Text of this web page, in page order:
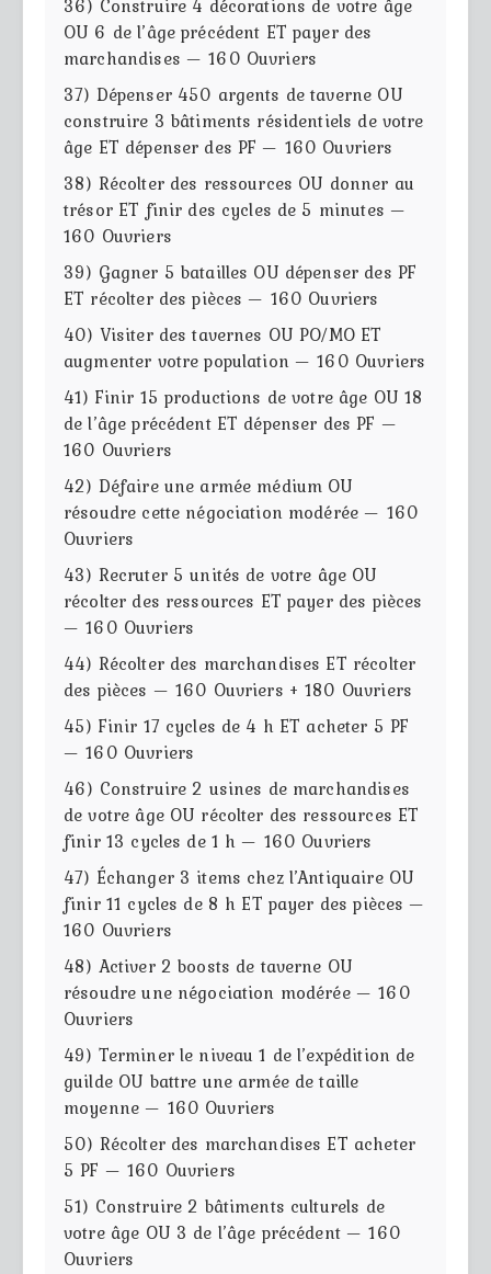
36) Construire 4 décorations de votre âge
OU 6 de l’âge précédent ET payer des
marchandises — 160 Ouvriers
37) Dépenser 450 argents de taverne OU
construire 3 bâtiments résidentiels de votre
âge ET dépenser des PF — 160 Ouvriers
38) Récolter des ressources OU donner au
trésor ET finir des cycles de 5 minutes —
160 Ouvriers
39) Gagner 5 batailles OU dépenser des PF
ET récolter des pièces — 160 Ouvriers
40) Visiter des tavernes OU PO/MO ET
augmenter votre population — 160 Ouvriers
41) Finir 15 productions de votre âge OU 18
de l’âge précédent ET dépenser des PF —
160 Ouvriers
42) Défaire une armée médium OU
résoudre cette négociation modérée — 160
Ouvriers
43) Recruter 5 unités de votre âge OU
récolter des ressources ET payer des pièces
— 160 Ouvriers
44) Récolter des marchandises ET récolter
des pièces — 160 Ouvriers + 180 Ouvriers
45) Finir 17 cycles de 4 h ET acheter 5 PF
— 160 Ouvriers
46) Construire 2 usines de marchandises
de votre âge OU récolter des ressources ET
finir 13 cycles de 1 h — 160 Ouvriers
47) Échanger 3 items chez l’Antiquaire OU
finir 11 cycles de 8 h ET payer des pièces —
160 Ouvriers
48) Activer 2 boosts de taverne OU
résoudre une négociation modérée — 160
Ouvriers
49) Terminer le niveau 1 de l’expédition de
guilde OU battre une armée de taille
moyenne — 160 Ouvriers
50) Récolter des marchandises ET acheter
5 PF — 160 Ouvriers
51) Construire 2 bâtiments culturels de
votre âge OU 3 de l’âge précédent — 160
Ouvriers